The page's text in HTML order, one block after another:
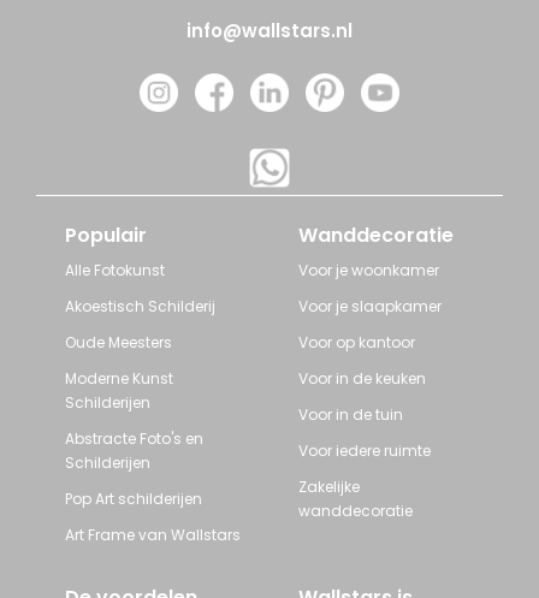
info@wallstars.nl
Populair
Alle Fotokunst
Akoestisch Schilderij
Oude Meesters
Moderne Kunst
Schilderijen
Abstracte Foto's en
Schilderijen
Pop Art schilderijen
Art Frame van Wallstars
Wanddecoratie
Voor je woonkamer
Voor je slaapkamer
Voor op kantoor
Voor in de keuken
Voor in de tuin
Voor iedere ruimte
Zakelijke
wanddecoratie